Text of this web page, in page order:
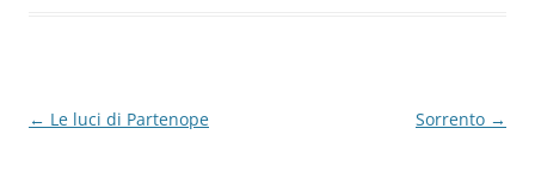
Navigazione
← Le luci di Partenope Sorrento →